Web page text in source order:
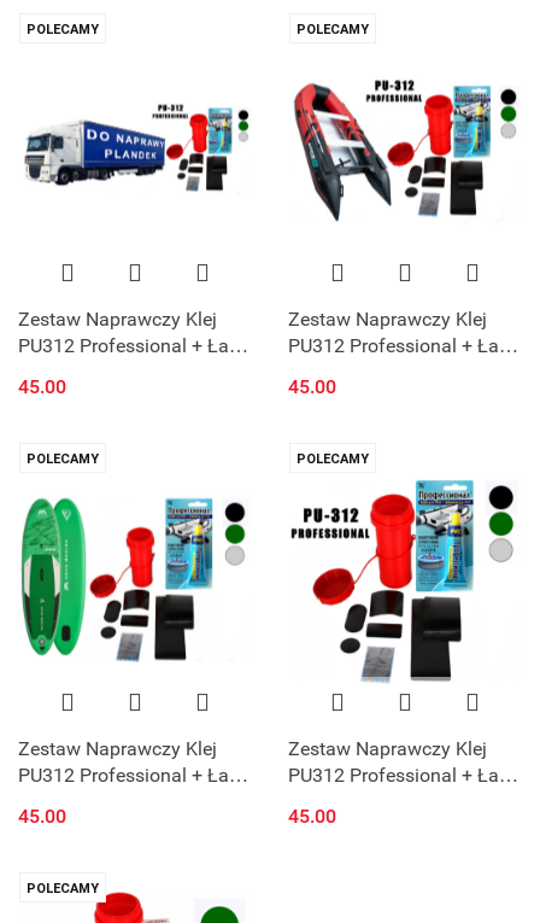
POLECAMY
Zestaw Naprawczy Klej
PU312 Professional + Łatki
klej do Plandek
45.00
POLECAMY
Zestaw Naprawczy Klej
PU312 Professional + Łatki
klej do Pontonu
45.00
POLECAMY
Zestaw Naprawczy Klej
PU312 Professional + Łatki
klej do Deski SUP
45.00
POLECAMY
Zestaw Naprawczy Klej
PU312 Professional + Łatki
klej do Deski SUP
45.00
POLECAMY